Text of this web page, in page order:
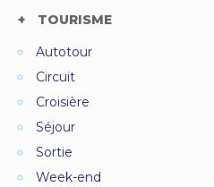
TOURISME
Autotour
Circuit
Croisière
Séjour
Sortie
Week-end